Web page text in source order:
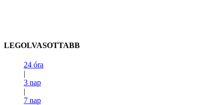
LEGOLVASOTTABB
24 óra
|
3 nap
|
7 nap